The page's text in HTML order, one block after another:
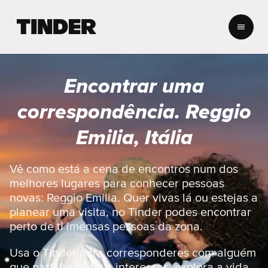
a
n
c
a
l
d
o
T
i
n
d
e
Encontrar uma
correspondência. Reggio
Emilia, Itália
Vê como está a cena de encontros num dos
melhores lugares para conhecer pessoas
novas: Reggio Emilia. Quer vivas lá ou estejas a
planear uma visita, no Tinder podes encontrar
perto de ti imensas pessoas da zona.
Usa o Tinder para corresponderes com alguém